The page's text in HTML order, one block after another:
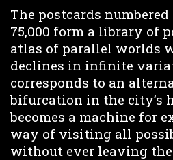
The postcards numbered
75,000 form a library of
atlas of parallel worlds
declines in infinite
corresponds to an
bifurcation in the city’s
becomes a machine for
way of visiting all
without ever leaving